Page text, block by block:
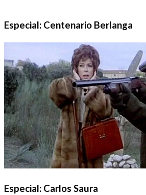
Especial: Centenario Berlanga
Especial: Carlos Saura